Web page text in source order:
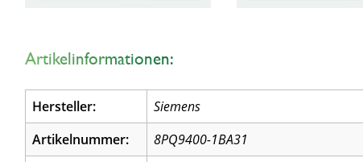
Artikelinformationen:
Hersteller:
Siemens
Artikelnummer:
8PQ9400-1BA31